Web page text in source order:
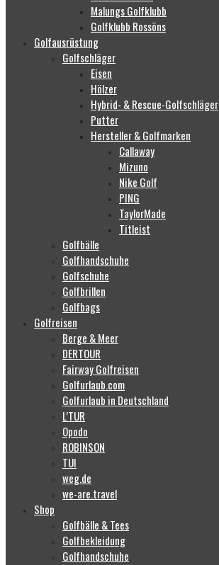
Malungs Golfklubb
Golfklubb Rossöns
Golfausrüstung
Golfschläger
Eisen
Hölzer
Hybrid- & Rescue-Golfschläger
Putter
Hersteller & Golfmarken
Callaway
Mizuno
Nike Golf
PING
TaylorMade
Titleist
Golfbälle
Golfhandschuhe
Golfschuhe
Golfbrillen
Golfbags
Golfreisen
Berge & Meer
DERTOUR
Fairway Golfreisen
Golfurlaub.com
Golfurlaub in Deutschland
L’TUR
Opodo
ROBINSON
TUI
weg.de
we-are.travel
Shop
Golfbälle & Tees
Golfbekleidung
Golfhandschuhe